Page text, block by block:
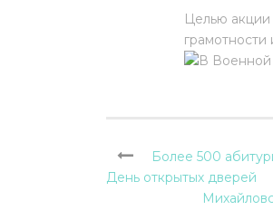
Целью акции
Более 500
День открытых дверей